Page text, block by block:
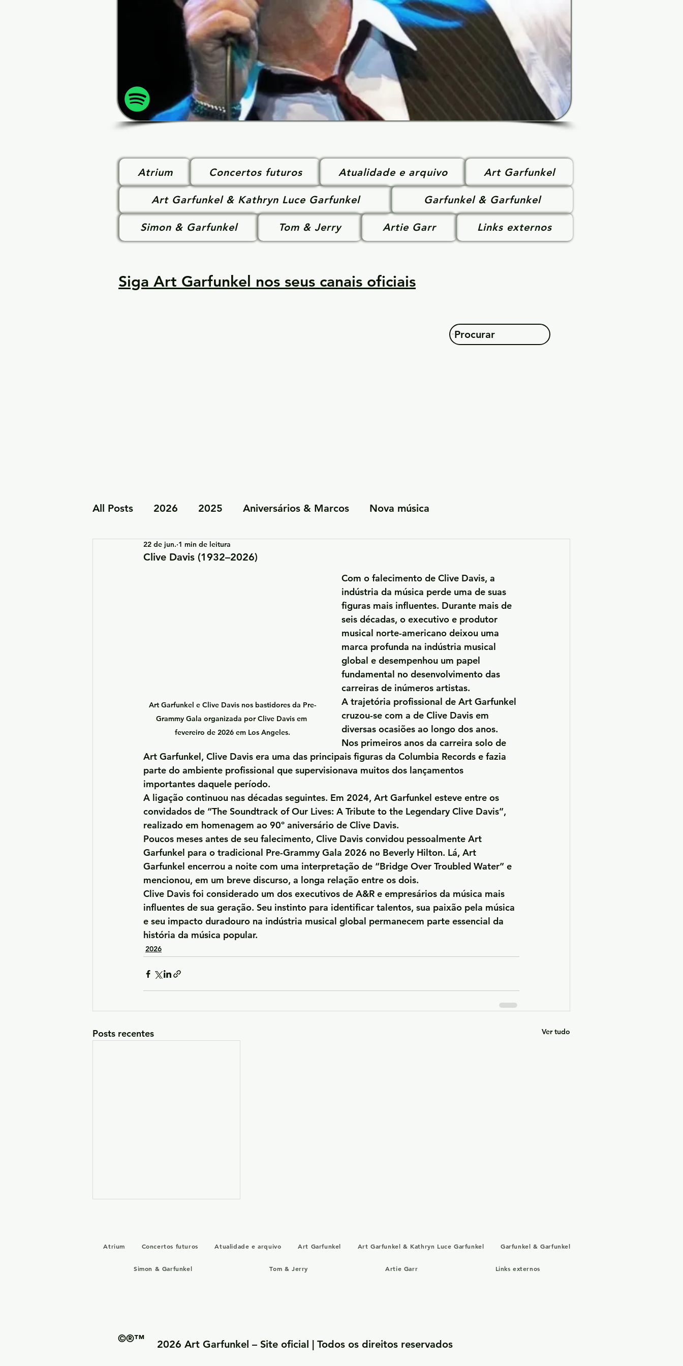
Atrium Concertos futuros Atualidade e arquivo Art Garfunkel
Art Garfunkel & Kathryn Luce Garfunkel Garfunkel & Garfunkel
Simon & Garfunkel Tom & Jerry Artie Garr Links externos
Siga Art Garfunkel nos seus canais oficiais
Procurar
All Posts 2026 2025 Aniversários & Marcos Nova música
Turnês e apresentações ao vivo
Clive Davis (1932–2026)
22 de jun. 1 min de leitura
Art Garfunkel e Clive Davis nos bastidores da Pre-
Grammy Gala organizada por Clive Davis em
fevereiro de 2026 em Los Angeles.
Com o falecimento de Clive Davis, a
indústria da música perde uma de suas
figuras mais influentes. Durante mais de
seis décadas, o executivo e produtor
musical norte-americano deixou uma
marca profunda na indústria musical
global e desempenhou um papel
fundamental no desenvolvimento das
carreiras de inúmeros artistas.
A trajetória profissional de Art Garfunkel
cruzou-se com a de Clive Davis em
diversas ocasiões ao longo dos anos.
Nos primeiros anos da carreira solo de
Art Garfunkel, Clive Davis era uma das principais figuras da Columbia Records e fazia
parte do ambiente profissional que supervisionava muitos dos lançamentos
importantes daquele período.
A ligação continuou nas décadas seguintes. Em 2024, Art Garfunkel esteve entre os
convidados de “The Soundtrack of Our Lives: A Tribute to the Legendary Clive Davis”,
realizado em homenagem ao 90º aniversário de Clive Davis.
Poucos meses antes de seu falecimento, Clive Davis convidou pessoalmente Art
Garfunkel para o tradicional Pre-Grammy Gala 2026 no Beverly Hilton. Lá, Art
Garfunkel encerrou a noite com uma interpretação de “Bridge Over Troubled Water” e
mencionou, em um breve discurso, a longa relação entre os dois.
Clive Davis foi considerado um dos executivos de A&R e empresários da música mais
influentes de sua geração. Seu instinto para identificar talentos, sua paixão pela música
e seu impacto duradouro na indústria musical global permanecem parte essencial da
história da música popular.
2026
Posts recentes Ver tudo
Atrium Concertos futuros Atualidade e arquivo Art Garfunkel Art Garfunkel & Kathryn Luce Garfunkel Garfunkel & Garfunkel
Simon & Garfunkel Tom & Jerry Artie Garr Links externos
©®™ 2026 Art Garfunkel – Site oficial | Todos os direitos reservados